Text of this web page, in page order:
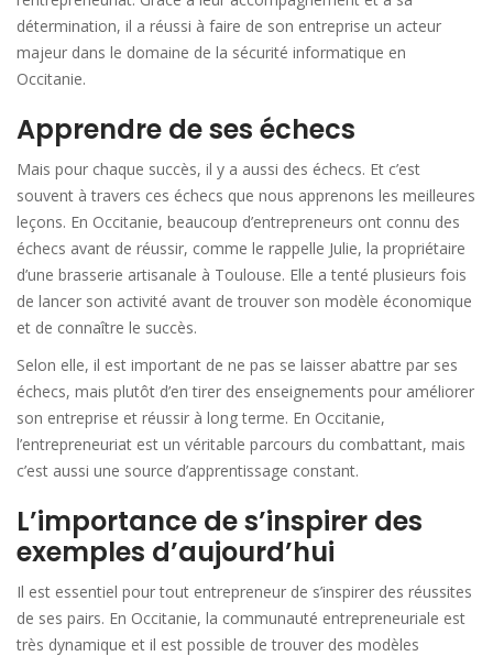
détermination, il a réussi à faire de son entreprise un acteur
majeur dans le domaine de la sécurité informatique en
Occitanie.
Apprendre de ses échecs
Mais pour chaque succès, il y a aussi des échecs. Et c’est
souvent à travers ces échecs que nous apprenons les meilleures
leçons. En Occitanie, beaucoup d’entrepreneurs ont connu des
échecs avant de réussir, comme le rappelle Julie, la propriétaire
d’une brasserie artisanale à Toulouse. Elle a tenté plusieurs fois
de lancer son activité avant de trouver son modèle économique
et de connaître le succès.
Selon elle, il est important de ne pas se laisser abattre par ses
échecs, mais plutôt d’en tirer des enseignements pour améliorer
son entreprise et réussir à long terme. En Occitanie,
l’entrepreneuriat est un véritable parcours du combattant, mais
c’est aussi une source d’apprentissage constant.
L’importance de s’inspirer des
exemples d’aujourd’hui
Il est essentiel pour tout entrepreneur de s’inspirer des réussites
de ses pairs. En Occitanie, la communauté entrepreneuriale est
très dynamique et il est possible de trouver des modèles